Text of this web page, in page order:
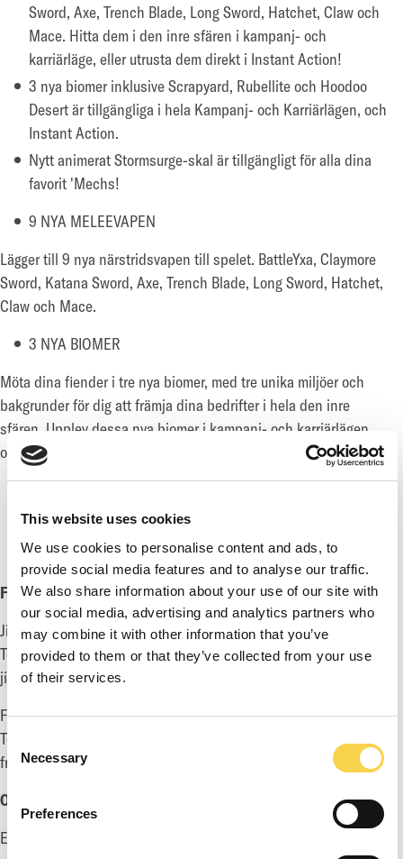
This website uses cookies
We use cookies to personalise content and ads, to
provide social media features and to analyse our traffic.
We also share information about your use of our site with
our social media, advertising and analytics partners who
may combine it with other information that you’ve
provided to them or that they’ve collected from your use
of their services.
Consent
Selection
Necessary
Preferences
Sword, Axe, Trench Blade, Long Sword, Hatchet, Claw och
Mace. Hitta dem i den inre sfären i kampanj- och
karriärläge, eller utrusta dem direkt i Instant Action!
3 nya biomer inklusive Scrapyard, Rubellite och Hoodoo
Desert är tillgängliga i hela Kampanj- och Karriärlägen, och
Instant Action.
Nytt animerat Stormsurge-skal är tillgängligt för alla dina
favorit 'Mechs!
9 NYA MELEEVAPEN
Lägger till 9 nya närstridsvapen till spelet. BattleYxa, Claymore
Sword, Katana Sword, Axe, Trench Blade, Long Sword, Hatchet,
Claw och Mace.
3 NYA BIOMER
Möta dina fiender i tre nya biomer, med tre unika miljöer och
bakgrunder för dig att främja dina bedrifter i hela den inre
sfären. Upplev dessa nya biomer i kampanj- och karriärlägen
och direktåtgärder.
TURMALIN (RUBELLITE)
HOODOO ÖKEN
FÖR MER INFORMATION, KONTAKTA:
Ji Ham, tillförordnad VD
Tel: +46 70 065 07 53
ji@enadglobal7.com
Fredrik Rüdén, vice VD och CFO
Tel: +46 733 117 262
fredrik.ruden@enadglobal7.com
OM EG7
EG7 är en koncern inom spelindustrin som utvecklar,